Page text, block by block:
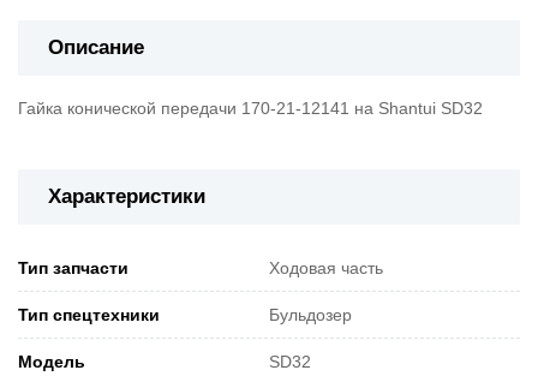
Описание
Гайка конической передачи 170-21-12141 на Shantui SD32
Характеристики
Тип запчасти Ходовая часть
Тип спецтехники Бульдозер
Модель SD32